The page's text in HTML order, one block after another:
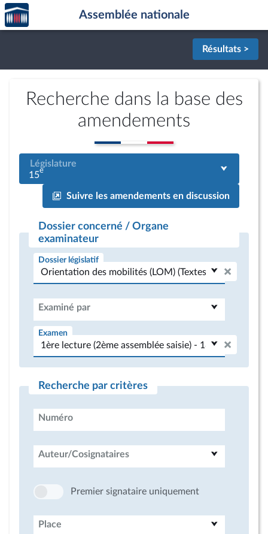
Aller au contenu
Aller en bas de la page
Accèder
à la
page
Assemblée nationale
Résultats >
Recherche dans la base des
amendements
Législature
15e
Suivre les amendements en discussion
Dossier concerné / Organe
examinateur
Dossier législatif
Examiné par
Examen
Recherche par critères
Numéro
Auteur/Cosignataires
Premier signataire uniquement
Place